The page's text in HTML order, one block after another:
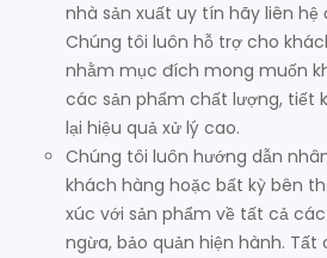
nhà sản xuất uy tín hãy liên hệ
Chúng tôi luôn hỗ trợ cho
nhằm mục đích mong muốn
các sản phẩm chất lượng, tiết
lại hiệu quả xử lý cao.
Chúng tôi luôn hướng dẫn
khách hàng hoặc bất kỳ bên
xúc với sản phẩm về tất cả
ngừa, bảo quản hiện hành.